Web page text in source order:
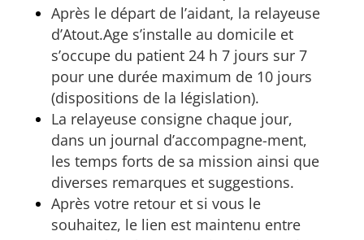
Après le départ de l’aidant, la relayeuse
d’Atout.Age s’installe au domicile et
s’occupe du patient 24 h 7 jours sur 7
pour une durée maximum de 10 jours
(dispositions de la législation).
La relayeuse consigne chaque jour,
dans un journal d’accompagne-ment,
les temps forts de sa mission ainsi que
diverses remarques et suggestions.
Après votre retour et si vous le
souhaitez, le lien est maintenu entre